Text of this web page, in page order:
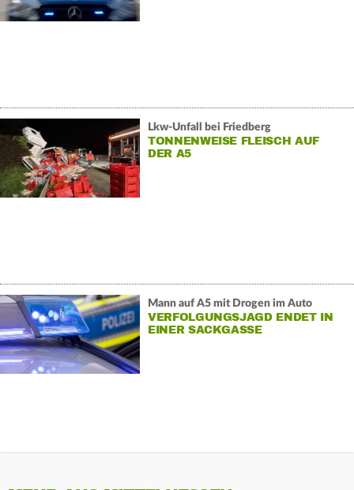
Lkw-Unfall bei Friedberg
TONNENWEISE FLEISCH AUF
DER A5
Mann auf A5 mit Drogen im Auto
VERFOLGUNGSJAGD ENDET IN
EINER SACKGASSE